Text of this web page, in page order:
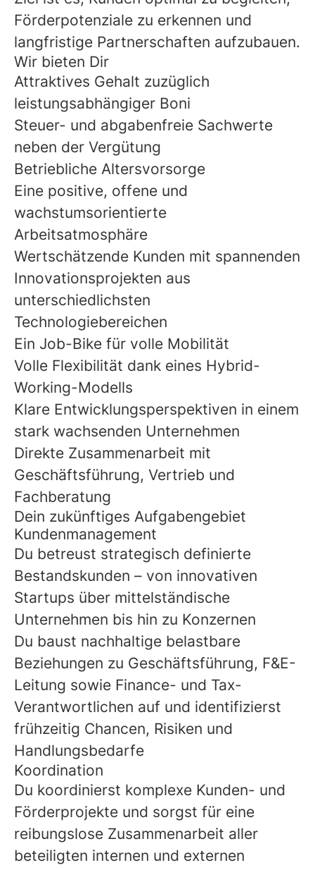
Förderpotenziale zu erkennen und
langfristige Partnerschaften aufzubauen.
Wir bieten Dir
Attraktives Gehalt zuzüglich
leistungsabhängiger Boni
Steuer- und abgabenfreie Sachwerte
neben der Vergütung
Betriebliche Altersvorsorge
Eine positive, offene und
wachstumsorientierte
Arbeitsatmosphäre
Wertschätzende Kunden mit spannenden
Innovationsprojekten aus
unterschiedlichsten
Technologiebereichen
Ein Job-Bike für volle Mobilität
Volle Flexibilität dank eines Hybrid-
Working-Modells
Klare Entwicklungsperspektiven in einem
stark wachsenden Unternehmen
Direkte Zusammenarbeit mit
Geschäftsführung, Vertrieb und
Fachberatung
Dein zukünftiges Aufgabengebiet
Kundenmanagement
Du betreust strategisch definierte
Bestandskunden – von innovativen
Startups über mittelständische
Unternehmen bis hin zu Konzernen
Du baust nachhaltige belastbare
Beziehungen zu Geschäftsführung, F&E-
Leitung sowie Finance- und Tax-
Verantwortlichen auf und identifizierst
frühzeitig Chancen, Risiken und
Handlungsbedarfe
Koordination
Du koordinierst komplexe Kunden- und
Förderprojekte und sorgst für eine
reibungslose Zusammenarbeit aller
beteiligten internen und externen